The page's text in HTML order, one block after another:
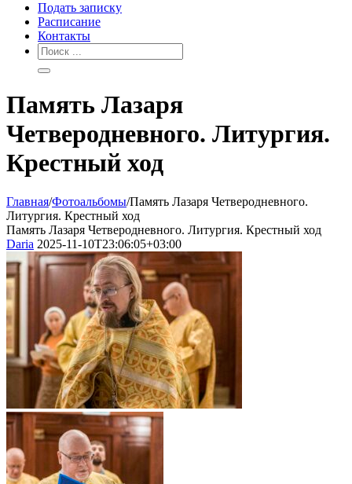
Подать записку
Расписание
Контакты
Память Лазаря
Четверодневного. Литургия.
Крестный ход
Главная/Фотоальбомы/Память Лазаря Четверодневного.
Литургия. Крестный ход
Память Лазаря Четверодневного. Литургия. Крестный ход
Daria 2025-11-10T23:06:05+03:00